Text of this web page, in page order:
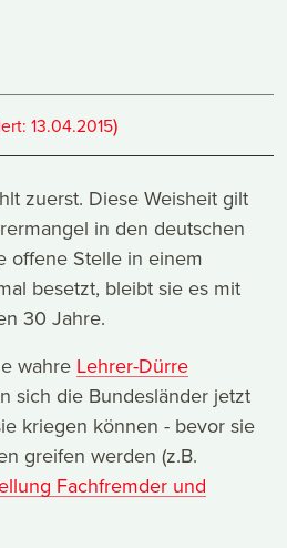
13.04.2015)
zuerst. Diese Weisheit gilt
in den deutschen
offene Stelle in einem
besetzt, bleibt sie es mit
30 Jahre.
wahre Lehrer-Dürre
sich die Bundesländer jetzt
kriegen können - bevor sie
greifen werden (z.B.
Fachfremder und